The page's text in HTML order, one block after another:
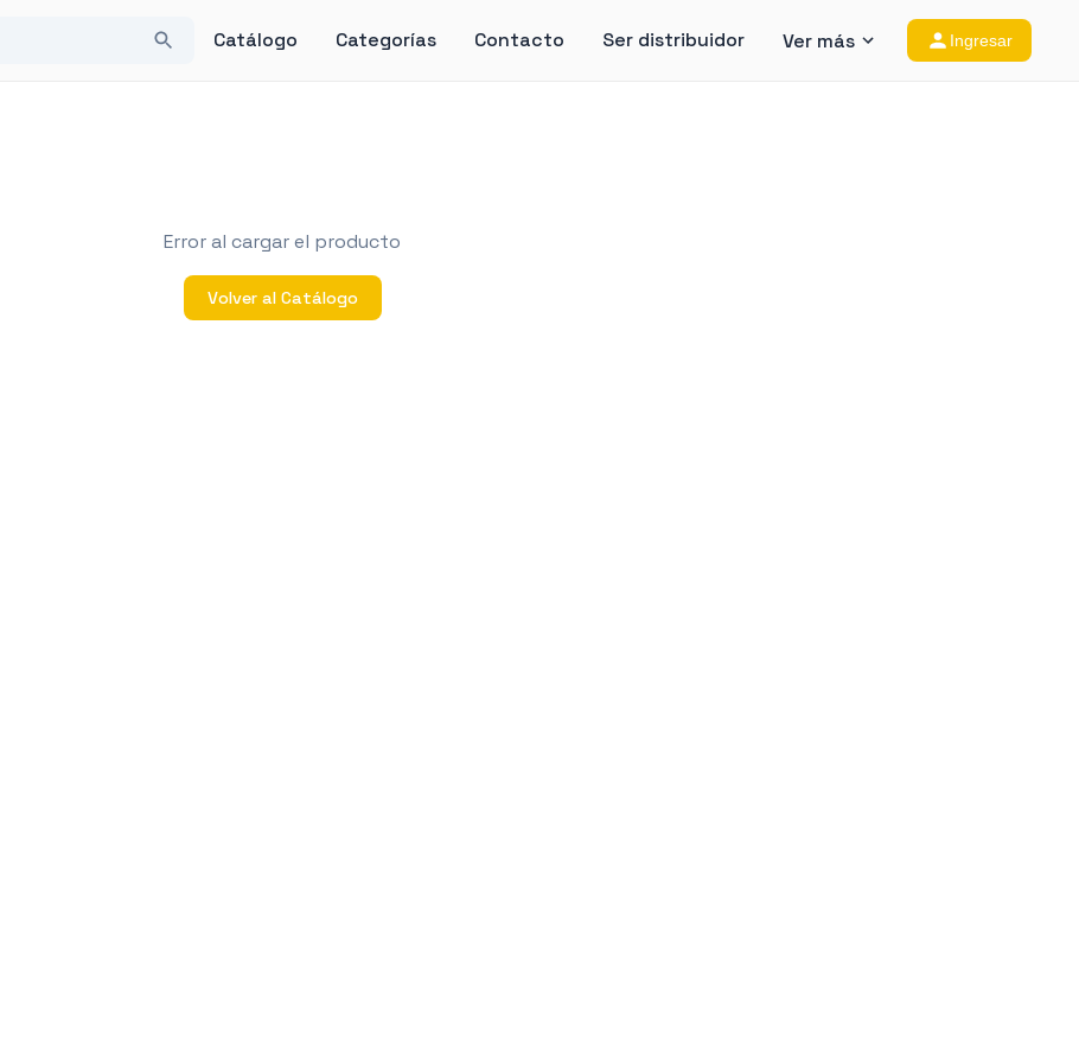
Catálogo Categorías Contacto Ser distribuidor Ver más Ingresar
Error al cargar el producto
Volver al Catálogo